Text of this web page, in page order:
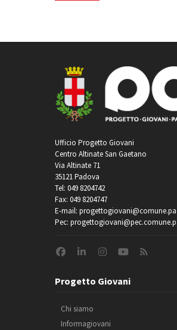
Ufficio Progetto Giovani
Centro Altinate San Gaetano
Via Altinate 71
35121 Padova
Tel: 049 8204742
Fax: 049 8204747
E-mail:
Pec:
Progetto Giovani
Chi siamo
Informagiovani